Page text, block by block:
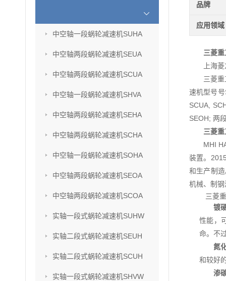
中空轴一段蜗轮减速机SUHA
中空轴两段蜗轮减速机SEUA
中空轴两段蜗轮减速机SCUA
中空轴一段蜗轮减速机SHVA
中空轴两段蜗轮减速机SEHA
中空轴两段蜗轮减速机SCHA
中空轴一段蜗轮减速机SOHA
中空轴两段蜗轮减速机SEOA
中空轴两段蜗轮减速机SCOA
实轴一段式蜗轮减速机SUHW
实轴二段式蜗轮减速机SEUH
实轴二段式蜗轮减速机SCUH
实轴一段式蜗轮减速机SHVW
品牌
应用领域
三菱
上海
三菱
速机型号
SCUA,
SEOH; 两
三菱
MHI
装置。
和生产制
机械、制
三菱
镀
性能，
命。不
氮
和较好
渗